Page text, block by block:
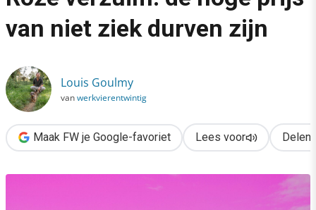
Mens & Werk
›
van niet ziek durven zijn
Louis Goulmy
vanwerkvierentwintig
Maak FW je Google-favoriet Lees voor Delen